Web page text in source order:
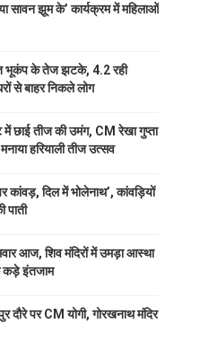
सावन झूम के’ कार्यक्रम में महिलाओं
भूकंप के तेज झटके, 4.2 रही
से बाहर निकले लोग
में छाई तीज की उमंग, CM रेखा गुप्ता
हरियाली तीज उत्सव
कांवड़, दिल में भोलेनाथ’, कांवड़ियों
पाती
आज, शिव मंदिरों में उमड़ा आस्था
कड़े इंतजाम
दौरे पर CM योगी, गोरखनाथ मंदिर